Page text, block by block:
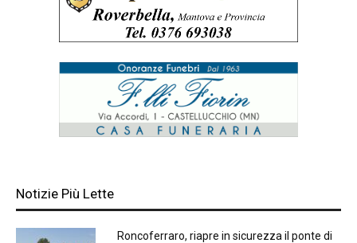
Notizie Più Lette
Roncoferraro, riapre in sicurezza il ponte di